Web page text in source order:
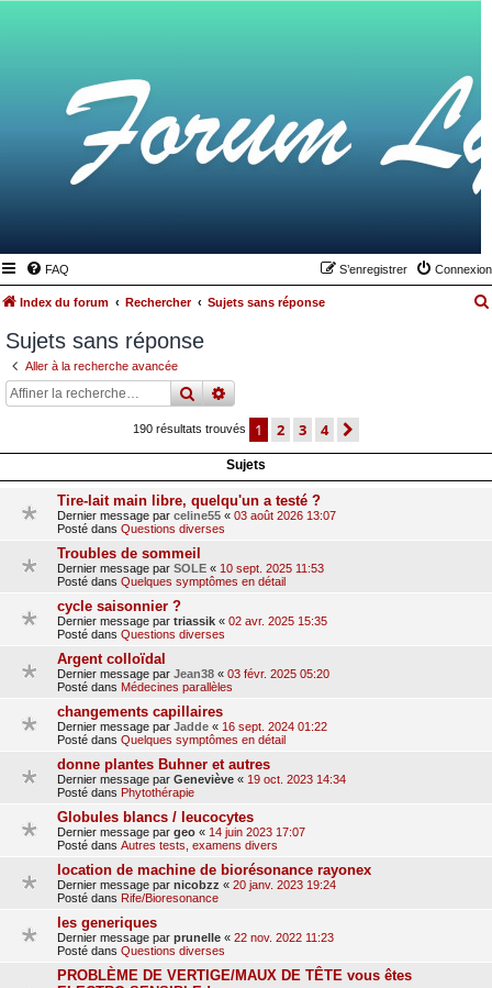
FAQ Connexion
S’enregistrer
Index du forum Rechercher Sujets sans réponse
Sujets sans réponse
Aller à la recherche avancée
rechercher
recherche
190 résultats trouvés 1 2 3 4
Sujets
Tire-lait main libre, quelqu'un a testé ?
Dernier message par celine55 « 03 août 2026 13:07
Posté dans Questions diverses
Troubles de sommeil
Dernier message par SOLE « 10 sept. 2025 11:53
Posté dans Quelques symptômes en détail
cycle saisonnier ?
Dernier message par triassik « 02 avr. 2025 15:35
Posté dans Questions diverses
Argent colloïdal
Dernier message par Jean38 « 03 févr. 2025 05:20
Posté dans Médecines parallèles
changements capillaires
Dernier message par Jadde « 16 sept. 2024 01:22
Posté dans Quelques symptômes en détail
donne plantes Buhner et autres
Dernier message par Geneviève « 19 oct. 2023 14:34
Posté dans Phytothérapie
Globules blancs / leucocytes
Dernier message par geo « 14 juin 2023 17:07
Posté dans Autres tests, examens divers
location de machine de biorésonance rayonex
Dernier message par nicobzz « 20 janv. 2023 19:24
Posté dans Rife/Bioresonance
les generiques
Dernier message par prunelle « 22 nov. 2022 11:23
Posté dans Questions diverses
PROBLÈME DE VERTIGE/MAUX DE TÊTE vous êtes